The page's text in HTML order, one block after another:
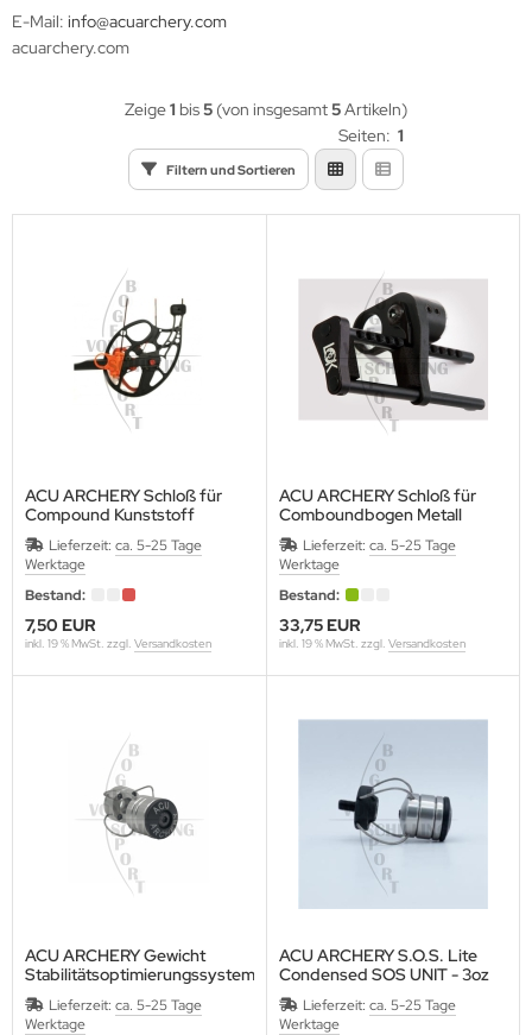
E-Mail: info@acuarchery.com
acuarchery.com
Filtern und Sortieren
Zeige1 bis5 (von insgesamt5Artikeln)
Seiten: 1
ACU ARCHERY Schloß für
Compound Kunststoff
Lieferzeit: ca. 5-25 Tage
Werktage
Bestand:
7,50 EUR
inkl. 19 % MwSt. zzgl. Versandkosten
ACU ARCHERY Schloß für
Comboundbogen Metall
Lieferzeit: ca. 5-25 Tage
Werktage
Bestand:
33,75 EUR
inkl. 19 % MwSt. zzgl. Versandkosten
ACU ARCHERY Gewicht
Stabilitätsoptimierungssystem
(S.O.S.)
Lieferzeit: ca. 5-25 Tage
Werktage
ACU ARCHERY S.O.S. Lite
Condensed SOS UNIT - 3oz
Lieferzeit: ca. 5-25 Tage
Werktage
Spitzen